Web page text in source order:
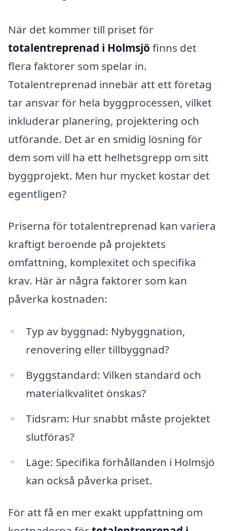
När det kommer till priset för
totalentreprenad i Holmsjö finns det
flera faktorer som spelar in.
Totalentreprenad innebär att ett företag
tar ansvar för hela byggprocessen, vilket
inkluderar planering, projektering och
utförande. Det är en smidig lösning för
dem som vill ha ett helhetsgrepp om sitt
byggprojekt. Men hur mycket kostar det
egentligen?
Priserna för totalentreprenad kan variera
kraftigt beroende på projektets
omfattning, komplexitet och specifika
krav. Här är några faktorer som kan
påverka kostnaden:
Typ av byggnad: Nybyggnation,
renovering eller tillbyggnad?
Byggstandard: Vilken standard och
materialkvalitet önskas?
Tidsram: Hur snabbt måste projektet
slutföras?
Läge: Specifika förhållanden i Holmsjö
kan också påverka priset.
För att få en mer exakt uppfattning om